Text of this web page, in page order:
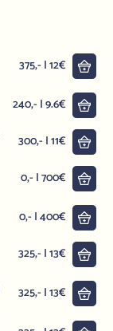
375,- | 12€
240,- | 9.6€
300,- | 11€
0,- | 700€
0,- | 400€
325,- | 13€
325,- | 13€